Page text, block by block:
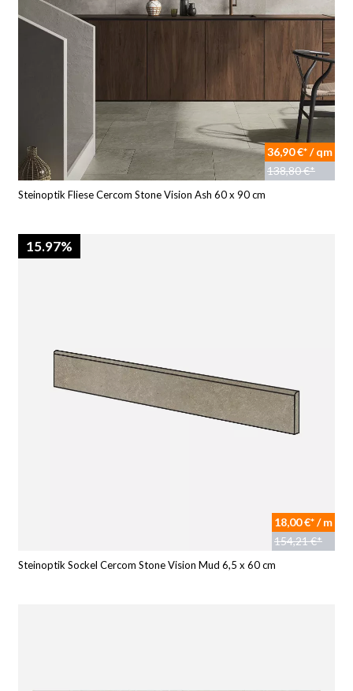
36,90 €* / qm
138,80 €*
Steinoptik Fliese Cercom Stone Vision Ash 60 x 90 cm
15.97%
18,00 €* / m
154,21 €*
Steinoptik Sockel Cercom Stone Vision Mud 6,5 x 60 cm